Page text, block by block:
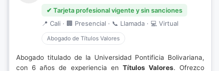
✔ Tarjeta profesional vigente y sin sanciones
📍 Cali · 🏢 Presencial · 📞 Llamada · 💻 Virtual
Abogado de Títulos Valores
Abogado titulado de la Universidad Pontificia Bolivariana,
con 6 años de experiencia en Títulos Valores. Ofrezco